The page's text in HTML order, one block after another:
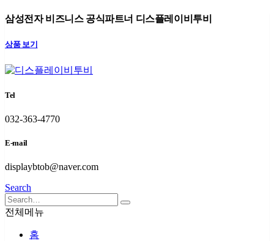
삼성전자 비즈니스 공식파트너 디스플레이비투비
상품 보기
Tel
032-363-4770
E-mail
displaybtob@naver.com
Search
전체메뉴
홈